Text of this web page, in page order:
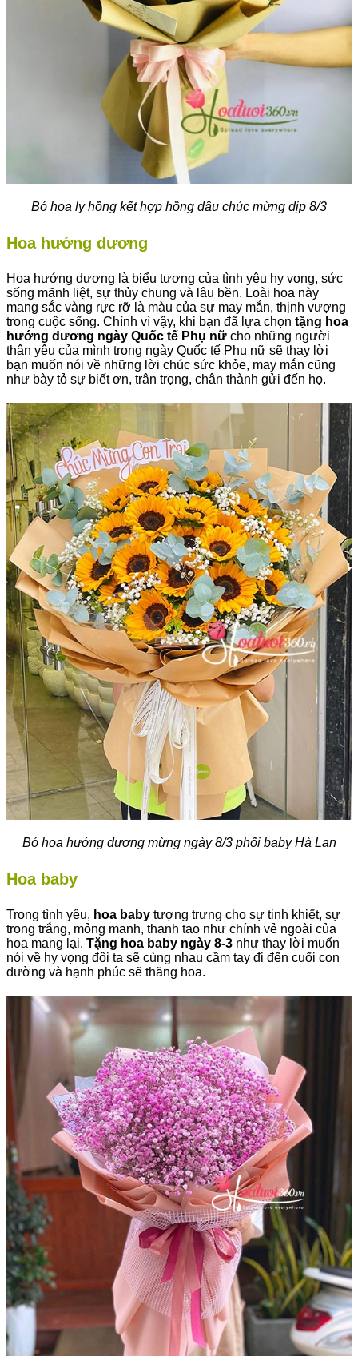
Bó hoa ly hồng kết hợp hồng dâu chúc mừng dịp 8/3
Hoa hướng dương
Hoa hướng dương là biểu tượng của tình yêu hy vọng, sức
sống mãnh liệt, sự thủy chung và lâu bền. Loài hoa này
mang sắc vàng rực rỡ là màu của sự may mắn, thịnh vượng
trong cuộc sống. Chính vì vậy, khi bạn đã lựa chọn tặng hoa
hướng dương ngày Quốc tế Phụ nữ cho những người
thân yêu của mình trong ngày Quốc tế Phụ nữ sẽ thay lời
bạn muốn nói về những lời chúc sức khỏe, may mắn cũng
như bày tỏ sự biết ơn, trân trọng, chân thành gửi đến họ.
Bó hoa hướng dương mừng ngày 8/3 phối baby Hà Lan
Hoa baby
Trong tình yêu, hoa baby tượng trưng cho sự tinh khiết, sự
trong trắng, mỏng manh, thanh tao như chính vẻ ngoài của
hoa mang lại. Tặng hoa baby ngày 8-3 như thay lời muốn
nói về hy vọng đôi ta sẽ cùng nhau cầm tay đi đến cuối con
đường và hạnh phúc sẽ thăng hoa.